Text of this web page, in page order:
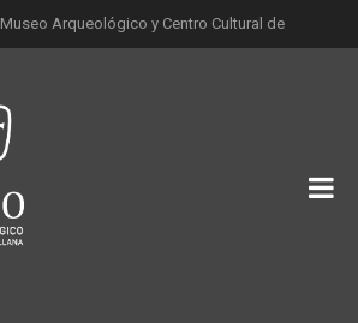
Museo Arqueológico y Centro Cultural de